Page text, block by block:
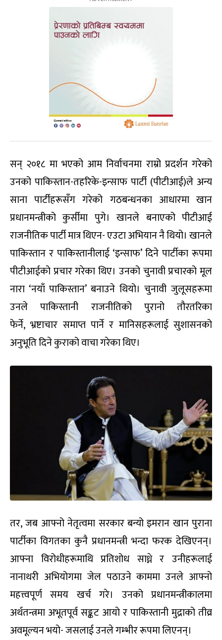
सन् २०१८ मा भएको आम निर्वाचनमा राम्रो प्रदर्शन गरेको
उनको पाकिस्तान-तहरिके-इन्साफ पार्टी (पीटीआई)ले अन्य
साना पार्टीहरूसँग गरेको गठबन्धनका आधारमा खान
प्रधानमन्त्रीको कुर्सीमा पुगे। खानले बनाएको पीटीआई
राजनीतिक पार्टी मात्र थिएन- एउटा अभियान नै थियो। खानले
पाकिस्तान र पाकिस्तानीलाई ‘इन्साफ’ दिने पार्टीका रूपमा
पीटीआईको प्रचार गरेका थिए। उनको चुनावी प्रचारको मूल
नारा ‘नयाँ पाकिस्तान’ बनाउने थियो। चुनावी जुलूसहरूमा
उनले पाकिस्तानी राजनीतिको पुरानो तौरतरिका
फेर्ने, भ्रष्टाचार समाप्त पार्ने र मानिसहरूलाई सुशासनको
अनुभूति दिने कुराको वाचा गरेका थिए।
तर, जब आफ्नो नेतृत्वमा सरकार बन्यो इमरान खान पुराना
पार्टीका विगतका कुनै प्रधानमन्त्री भन्दा फरक देखिएनन्।
आफ्ना विरोधीहरूमाथि प्रतिशोध साध्ने र उनीहरूलाई
नानाथरी अभियोगमा जेल पठाउने काममा उनले आफ्नो
महत्त्वपूर्ण समय खर्च गरे। उनको प्रधानमन्त्रीकालमा
अर्थतन्त्रमा अभूतपूर्व सङ्कट आयो र पाकिस्तानी मुद्राको तीव्र
अवमूल्यन भयो- जसलाई उनले गम्भीर रूपमा लिएनन्।